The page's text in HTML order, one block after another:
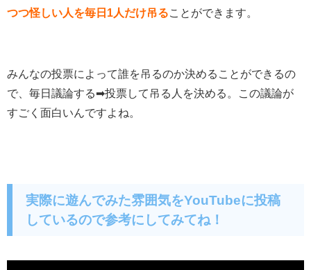
つつ怪しい人を毎日1人だけ吊ることができます。
みんなの投票によって誰を吊るのか決めることができるの
で、毎日議論する➡︎投票して吊る人を決める。この議論が
すごく面白いんですよね。
実際に遊んでみた雰囲気をYouTubeに投稿
しているので参考にしてみてね！